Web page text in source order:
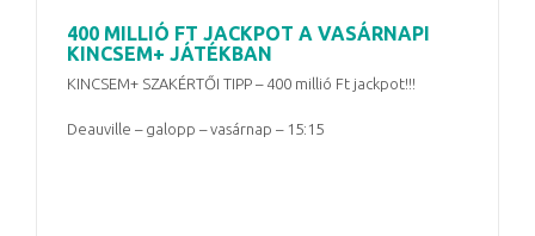
400 MILLIÓ FT JACKPOT A VASÁRNAPI
KINCSEM+ JÁTÉKBAN
KINCSEM+ SZAKÉRTŐI TIPP – 400 millió Ft jackpot!!!
Deauville – galopp – vasárnap – 15:15